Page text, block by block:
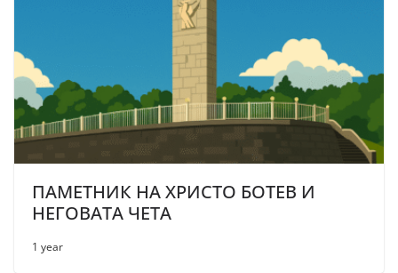
ПАМЕТНИК НА ХРИСТО БОТЕВ И
НЕГОВАТА ЧЕТА
1 year